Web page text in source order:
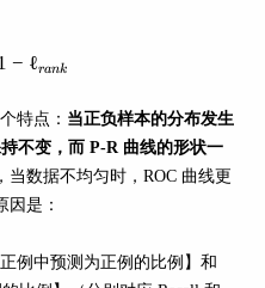
= 1 - \ell_{rank}
− ℓrank
特点： 当正负样本的分布发生
不变，而 P-R 曲线的形状一
当数据不均匀时，ROC 曲线更
是：
例中预测为正例的比例】和